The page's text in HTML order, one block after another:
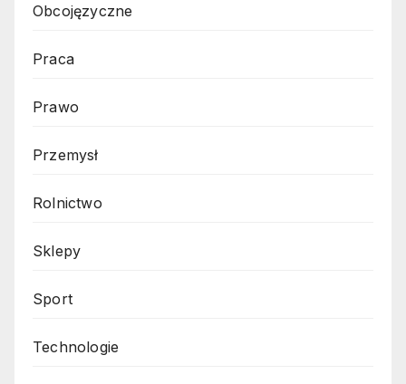
Obcojęzyczne
Praca
Prawo
Przemysł
Rolnictwo
Sklepy
Sport
Technologie